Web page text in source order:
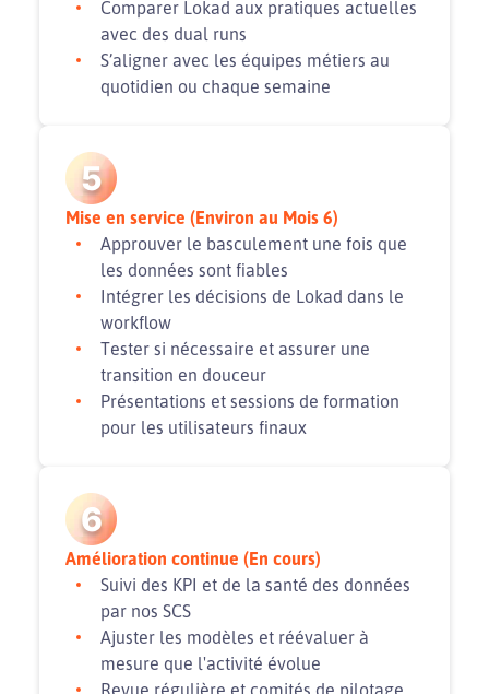
Comparer Lokad aux pratiques actuelles
avec des dual runs
S’aligner avec les équipes métiers au
quotidien ou chaque semaine
5
Mise en service (Environ au Mois 6)
Approuver le basculement une fois que
les données sont fiables
Intégrer les décisions de Lokad dans le
workflow
Tester si nécessaire et assurer une
transition en douceur
Présentations et sessions de formation
pour les utilisateurs finaux
6
Amélioration continue (En cours)
Suivi des KPI et de la santé des données
par nos SCS
Ajuster les modèles et réévaluer à
mesure que l'activité évolue